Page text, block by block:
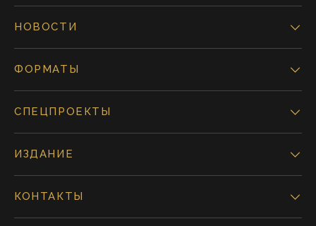
НОВОСТИ
ФОРМАТЫ
СПЕЦПРОЕКТЫ
ИЗДАНИЕ
КОНТАКТЫ